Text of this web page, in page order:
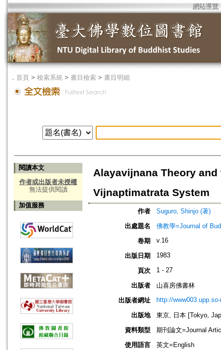
網站導覽
． 首頁 > 檢索系統 > 書目檢索 > 書目明細
閱讀本文
作者或出版者未授權
無法提供閱讀
加值服務
Alayavijnana Theory
Vijnaptimatrata System
作者
Suguro, Shinjo (著)
出處題名
佛教學=Journal of
卷期
v.16
出版日期 1983
頁次 1 - 27
出版者
山喜房佛書林
出版者網址
http://
出版地
東京, 日本 [Tokyo,
資料類型
期刊論文=Journal
使用語言
英文=English